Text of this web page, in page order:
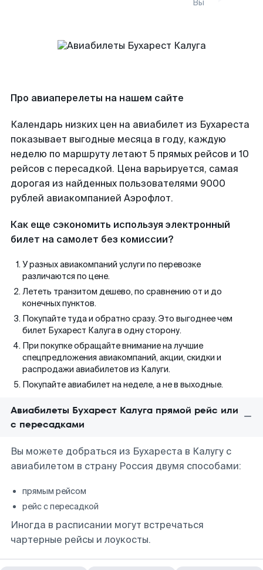
Вы
Про авиаперелеты на нашем сайте
Календарь низких цен на авиабилет из Бухареста
показывает выгодные месяца в году, каждую
неделю по маршруту летают 5 прямых рейсов и 10
рейсов с пересадкой. Цена варьируется, самая
дорогая из найденных пользователями 9000
рублей авиакомпанией Аэрофлот.
Как еще сэкономить используя электронный
билет на самолет без комиссии?
У разных авиакомпаний услуги по перевозке
различаются по цене.
Лететь транзитом дешево, по сравнению от и до
конечных пунктов.
Покупайте туда и обратно сразу. Это выгоднее чем
билет Бухарест Калуга в одну сторону.
При покупке обращайте внимание на лучшие
спецпредложения авиакомпаний, акции, скидки и
распродажи авиабилетов из Калуги.
Покупайте авиабилет на неделе, а не в выходные.
Авиабилеты Бухарест Калуга прямой рейс или
с пересадками
Вы можете добраться из Бухареста в Калугу с
авиабилетом в страну Россия двумя способами:
прямым рейсом
рейс с пересадкой
Иногда в расписании могут встречаться
чартерные рейсы и лоукосты.